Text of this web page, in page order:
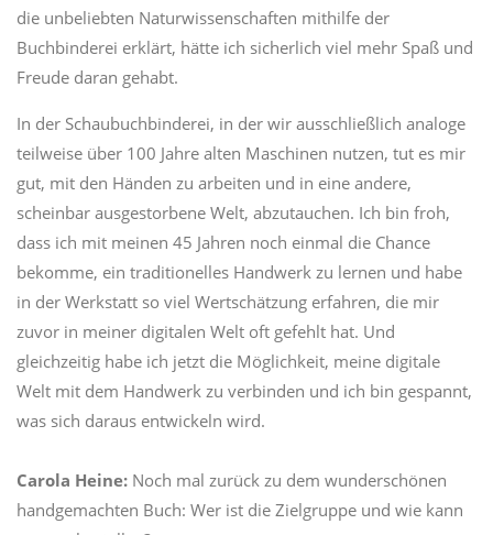
die unbeliebten Naturwissenschaften mithilfe der
Buchbinderei erklärt, hätte ich sicherlich viel mehr Spaß und
Freude daran gehabt.
In der Schaubuchbinderei, in der wir ausschließlich analoge
teilweise über 100 Jahre alten Maschinen nutzen, tut es mir
gut, mit den Händen zu arbeiten und in eine andere,
scheinbar ausgestorbene Welt, abzutauchen. Ich bin froh,
dass ich mit meinen 45 Jahren noch einmal die Chance
bekomme, ein traditionelles Handwerk zu lernen und habe
in der Werkstatt so viel Wertschätzung erfahren, die mir
zuvor in meiner digitalen Welt oft gefehlt hat. Und
gleichzeitig habe ich jetzt die Möglichkeit, meine digitale
Welt mit dem Handwerk zu verbinden und ich bin gespannt,
was sich daraus entwickeln wird.
Carola Heine: Noch mal zurück zu dem wunderschönen
handgemachten Buch: Wer ist die Zielgruppe und wie kann